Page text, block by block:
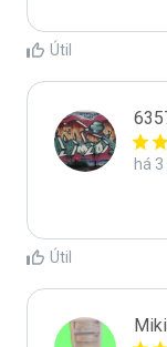
Útil
há
Útil